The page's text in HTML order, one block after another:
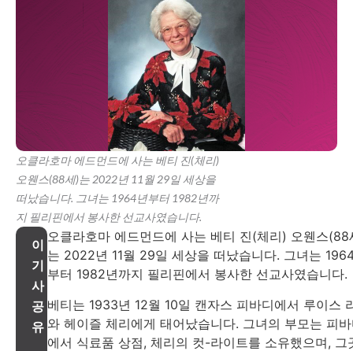
오클라호마 에드먼드에 사는 베티 진(체리)
오웬스(88세)는 2022년 11월 29일 세상을
떠났습니다. 그녀는 1964년부터 1982년까
지 필리핀에서 봉사한 선교사였습니다.
이
기
사
공
유
오클라호마 에드먼드에 사는 베티 진(체리) 오웬스(88
는 2022년 11월 29일 세상을 떠났습니다. 그녀는
부터 1982년까지 필리핀에서 봉사한 선교사였습니다.
베티는 1933년 12월 10일 캔자스 피바디에서 루이스
와 헤이즐 체리에게 태어났습니다. 그녀의 부모는 피
에서 식료품 상점, 체리의 컷-라이트를 소유했으며, 그